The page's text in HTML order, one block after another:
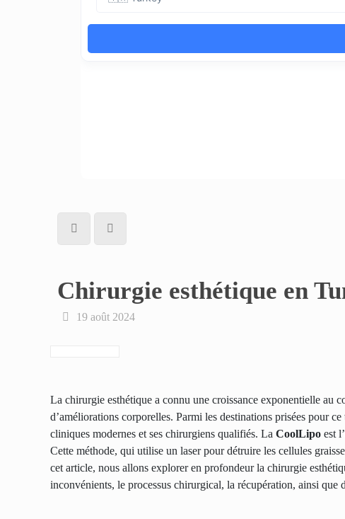
Chirurgie esthétique en
19 août 2024
La chirurgie esthétique a connu une croissance exponentielle au
d’améliorations corporelles. Parmi les destinations prisées pour
cliniques modernes et ses chirurgiens qualifiés. LaCoolLipo est
Cette méthode, qui utilise un laser pour détruire les cellules
cet article, nous allons explorer en profondeurla chirurgie
inconvénients, le processus chirurgical, la récupération, ainsi que